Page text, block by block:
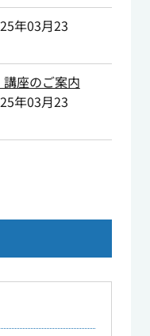
年03月23
座のご案内
年03月23